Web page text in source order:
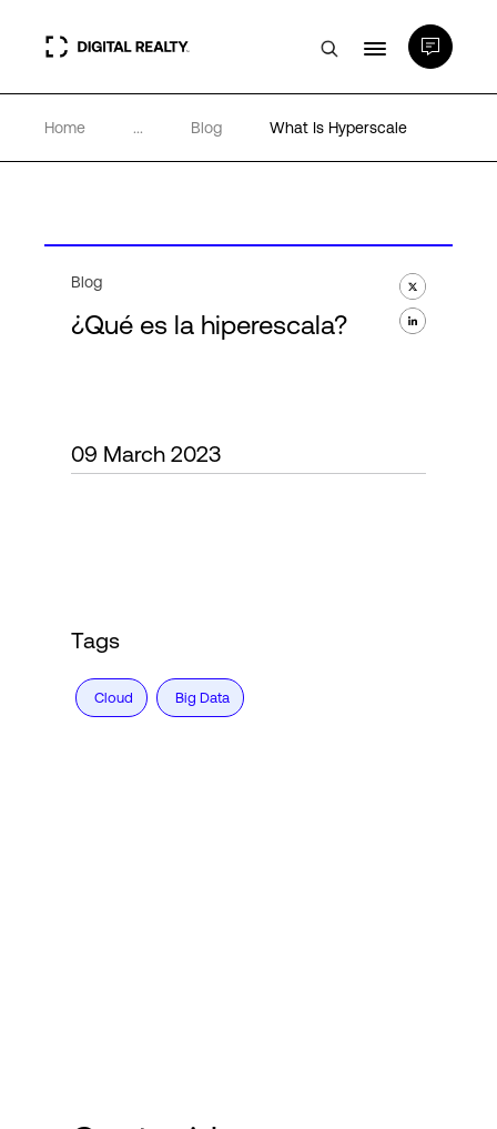
Centros de Datos
Partners
Home ... Blog What Is Hyperscale
Blog
¿Qué es la hiperescala?
09 March 2023
Tags
Cloud Big Data